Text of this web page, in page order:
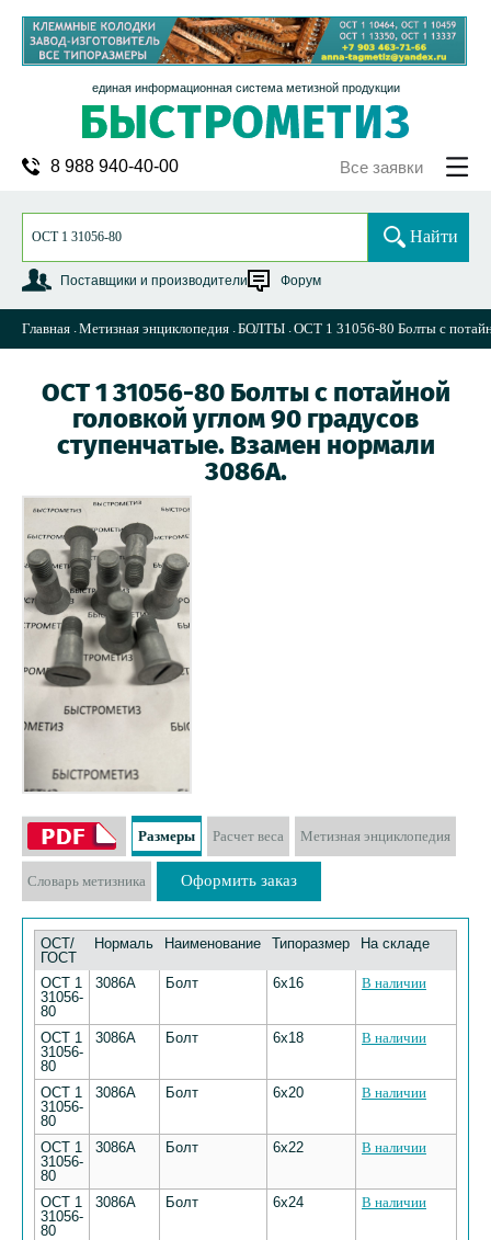
единая информационная система метизной продукции
8 988 940-40-00 Все заявки
Поставщики и производители Форум
Найти
Главная Метизная энциклопедия БОЛТЫ ОСТ 1 31056-80 Болты с
ОСТ 1 31056-80 Болты с потайной
головкой углом 90 градусов
ступенчатые. Взамен нормали
3086А.
Размеры Расчет веса Метизная энциклопедия
Словарь метизника Оформить заказ
ОСТ/
ГОСТ
Нормаль Наименование Типоразмер На складе
ОСТ 1
31056-
80
3086А Болт 6х16 В наличии
ОСТ 1
31056-
80
3086А Болт 6х18 В наличии
ОСТ 1
31056-
80
3086А Болт 6х20 В наличии
ОСТ 1
31056-
80
3086А Болт 6х22 В наличии
ОСТ 1
31056-
80
3086А Болт 6х24 В наличии